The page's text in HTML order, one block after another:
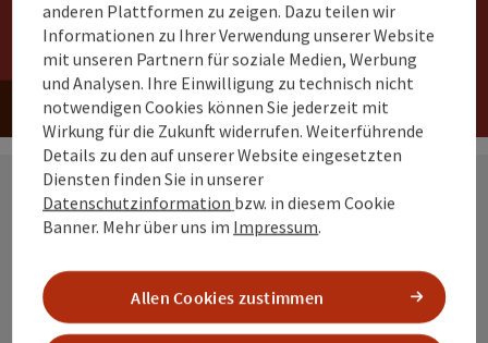
Hier bestellen
Führungen im
Moor
anderen Plattformen zu zeigen. Dazu teilen wir
Informationen zu Ihrer Verwendung unserer Website
mit unseren Partnern für soziale Medien, Werbung
und Analysen. Ihre Einwilligung zu technisch nicht
notwendigen Cookies können Sie jederzeit mit
Wirkung für die Zukunft widerrufen. Weiterführende
Details zu den auf unserer Website eingesetzten
Diensten finden Sie in unserer
Datenschutzinformation bzw. in diesem Cookie
Banner. Mehr über uns im Impressum.
Allen Cookies zustimmen